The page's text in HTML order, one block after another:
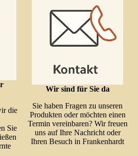
die
Sie
Wir sind für Sie da
Sie haben Fragen zu unseren
Produkten oder möchten einen
Termin vereinbaren? Wir freuen
uns auf Ihre Nachricht oder
Ihren Besuch in Frankenhardt